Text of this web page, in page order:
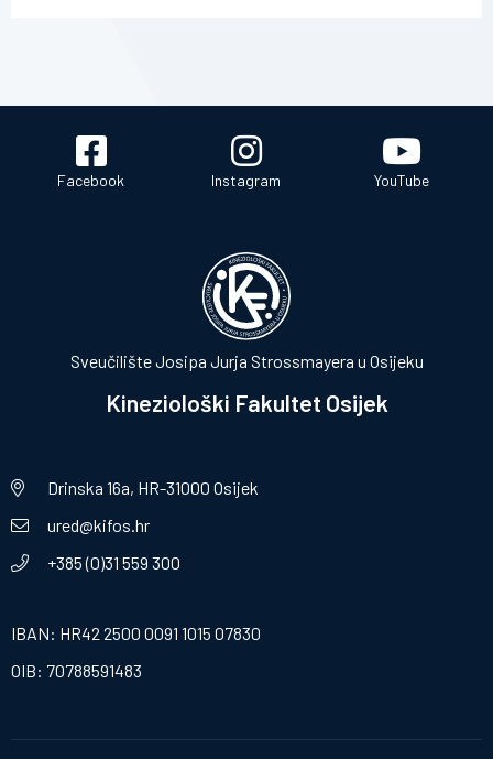
Facebook Instagram YouTube
Sveučilište Josipa Jurja Strossmayera u Osijeku
Kineziološki Fakultet Osijek
Drinska 16a, HR-31000 Osijek
ured@kifos.hr
+385 (0)31 559 300
IBAN: HR42 2500 0091 1015 07830
OIB: 70788591483